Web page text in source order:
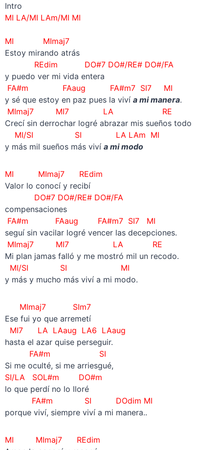
Intro
MI LA/MI LAm/MI MI
MI MImaj7
Estoy mirando atrás
REdim DO#7 DO#/RE# DO#/FA
y puedo ver mi vida entera
FA#m FAaug FA#m7 SI7 MI
y sé que estoy en paz pues la viví a mi manera.
MImaj7 MI7 LA RE
Crecí sin derrochar logré abrazar mis sueños todo
MI/SI SI LA LAm MI
y más mil sueños más viví a mi modo
MI MImaj7 REdim
Valor lo conocí y recibí
DO#7 DO#/RE# DO#/FA
compensaciones
FA#m FAaug FA#m7 SI7 MI
seguí sin vacilar logré vencer las decepciones.
MImaj7 MI7 LA RE
Mi plan jamas falló y me mostró mil un recodo.
MI/SI SI MI
y más y mucho más viví a mi modo.
MImaj7 SIm7
Ese fui yo que arremetí
MI7 LA LAaug LA6 LAaug
hasta el azar quise perseguir.
FA#m SI
Si me oculté, si me arriesgué,
SI/LA SOL#m DO#m
lo que perdí no lo lloré
FA#m SI DOdim MI
porque viví, siempre viví a mi manera..
MI MImaj7 REdim